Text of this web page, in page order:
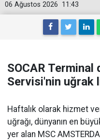
11:43
06 Ağustos 2026
SOCAR Terminal
Servisi'nin uğrak
Haftalık olarak hizmet
uğrağı, dünyanın en
yer alan MSC